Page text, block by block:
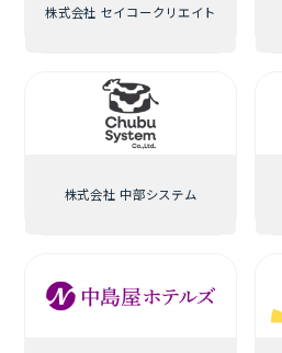
株式会社 セイコークリエイト
株式会社 中部システム